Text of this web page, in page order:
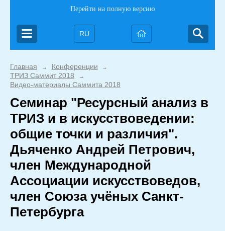
Перейти на полную версию
RU
Главная → Конференции →
ТРИЗ Саммит 2018 →
Видео-материалы Саммита 2018
Семинар "Ресурсный анализ в
ТРИЗ и в искусствоведении:
общие точки и различия".
Дьяченко Андрей Петрович,
член Международной
Ассоциации искусствоведов,
член Союза учёных Санкт-
Петербурга